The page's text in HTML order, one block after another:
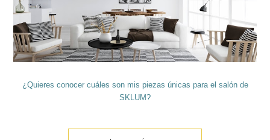
¿Quieres conocer cuáles son mis piezas únicas para el salón de
SKLUM?